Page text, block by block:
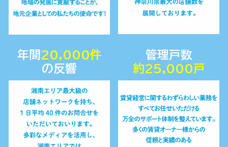
年間 20,000件
の反響
管理戸数
約25,000戸